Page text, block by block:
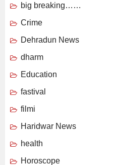
big breaking……
Crime
Dehradun News
dharm
Education
fastival
filmi
Haridwar News
health
Horoscope